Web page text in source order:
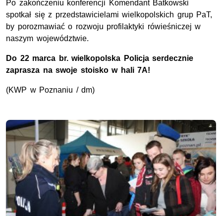
Po zakończeniu konferencji Komendant Batkowski
spotkał się z przedstawicielami wielkopolskich grup PaT,
by porozmawiać o rozwoju profilaktyki rówieśniczej w
naszym województwie.
Do 22 marca br. wielkopolska Policja serdecznie
zaprasza na swoje stoisko w hali 7A!
(KWP w Poznaniu / dm)